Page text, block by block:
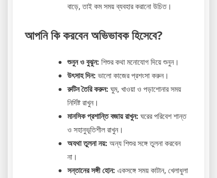
বাড়ে, তাই কম সময় ব্যবহার করানো উচিত।
আপনি কি করবেন অভিভাবক হিসেবে?
শুনুন ও বুঝুন: শিশুর কথা মনোযোগ দিয়ে শুনুন।
উৎসাহ দিন: ভালো কাজের প্রশংসা করুন।
রুটিন তৈরি করুন: ঘুম, খাওয়া ও পড়াশোনার সময়
নির্দিষ্ট রাখুন।
মানসিক প্রশান্তি বজায় রাখুন: ঘরের পরিবেশ শান্ত
ও সহানুভূতিশীল রাখুন।
অযথা তুলনা নয়: অন্য শিশুর সঙ্গে তুলনা করবেন
না।
সন্তানের সঙ্গী হোন: একসঙ্গে সময় কাটান, খেলাধুলা